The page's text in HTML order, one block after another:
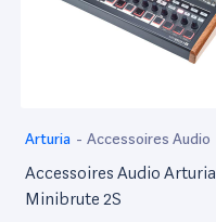
Arturia - Accessoires Audio
Accessoires Audio Arturia
Minibrute 2S